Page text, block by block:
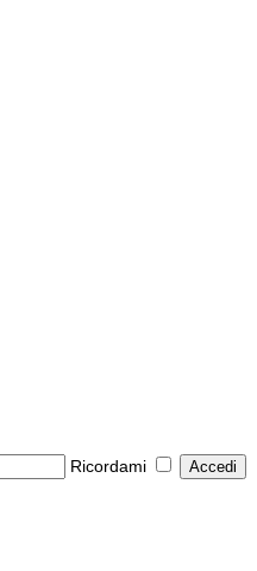
Ricordami